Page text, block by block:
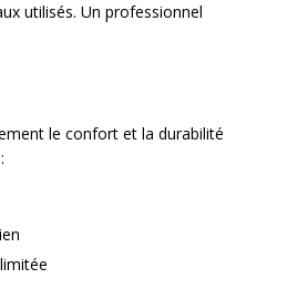
utilisés. Un professionnel
le confort et la durabilité